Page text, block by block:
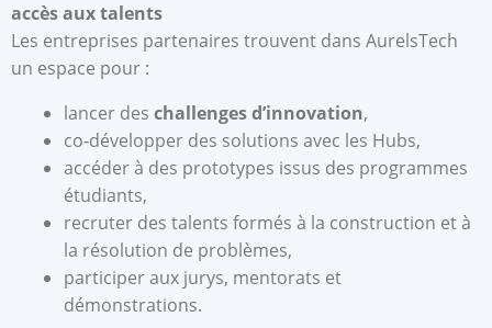
accès aux talents
Les entreprises partenaires trouvent dans AurelsTech
un espace pour :
lancer des challenges d’innovation,
co‑développer des solutions avec les Hubs,
accéder à des prototypes issus des programmes
étudiants,
recruter des talents formés à la construction et à
la résolution de problèmes,
participer aux jurys, mentorats et
démonstrations.